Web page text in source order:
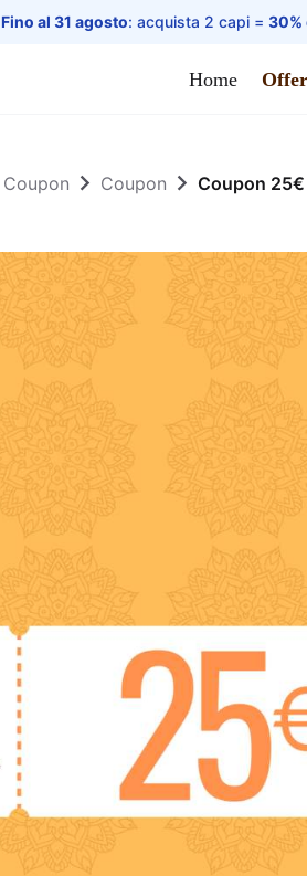
Fino al 31 agosto: acquista 2 capi = 30%
Home
Coupon Coupon Coupon 25€